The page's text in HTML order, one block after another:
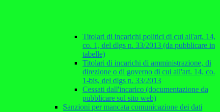
Titolari di incarichi politici di cui all'art. 14,
co. 1, del dlgs n. 33/2013 (da pubblicare in
tabelle)
Titolari di incarichi di amministrazione, di
direzione o di governo di cui all'art. 14, co.
1-bis, del dlgs n. 33/2013
Cessati dall'incarico (documentazione da
pubblicare sul sito web)
Sanzioni per mancata comunicazione dei dati